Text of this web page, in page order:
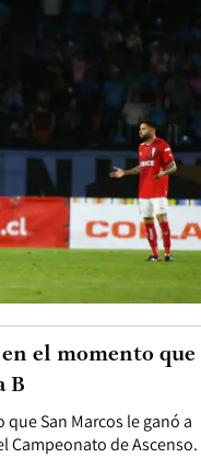
San Marcos le ganó a
Campeonato de Ascenso.
el momento que
B